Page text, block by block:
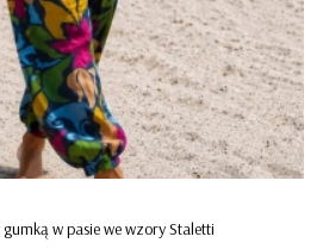
w pasie we wzory Staletti